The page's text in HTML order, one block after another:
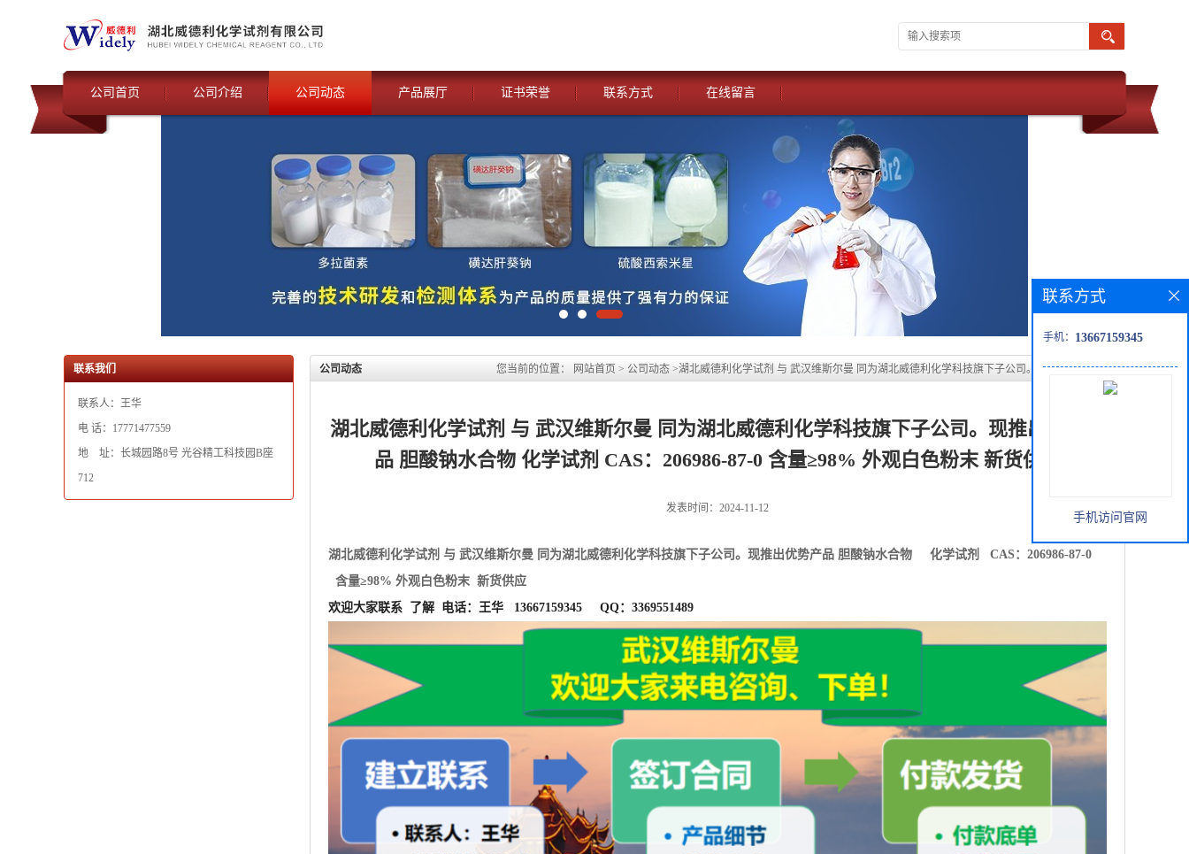
公司首页 公司介绍 公司动态 产品展厅 证书荣誉 联系方式 在线留言
联系我们
联系人：王华
电 话：17771477559
地 址：长城园路8号 光谷精工科技园B座
712
公司动态 您当前的位置： 网站首页 > 公司动态 >湖北威德利化学试剂 与 武汉维斯尔曼 同为湖北威德利化学科技旗下子公司。现推出优势产品
湖北威德利化学试剂 与 武汉维斯尔曼 同为湖北威德利化学科技旗下子公司。现推出优势产
品 胆酸钠水合物 化学试剂 CAS：206986-87-0 含量≥98% 外观白色粉末 新货供应
发表时间：2024-11-12
湖北威德利化学试剂 与 武汉维斯尔曼 同为湖北威德利化学科技旗下子公司。现推出优势产品 胆酸钠水合物 化学试剂 CAS：206986-87-0
含量≥98% 外观白色粉末 新货供应
欢迎大家联系 了解 电话：王华 13667159345 QQ：3369551489
联系方式
手机： 13667159345
手机访问官网